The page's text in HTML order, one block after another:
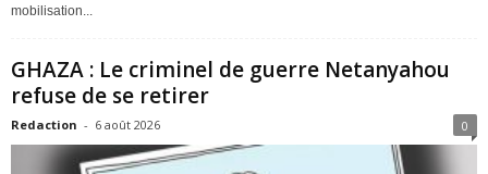
mobilisation...
GHAZA : Le criminel de guerre Netanyahou
refuse de se retirer
Redaction - 6 août 2026 0